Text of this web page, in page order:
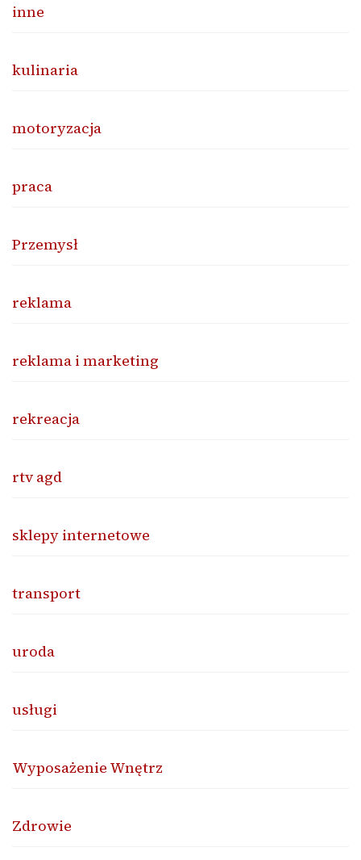
inne
kulinaria
motoryzacja
praca
Przemysł
reklama
reklama i marketing
rekreacja
rtv agd
sklepy internetowe
transport
uroda
usługi
Wyposażenie Wnętrz
Zdrowie